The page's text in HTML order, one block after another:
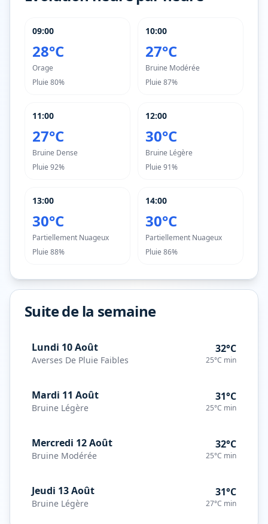
09:00
28°C
Orage
Pluie 80%
10:00
27°C
Bruine Modérée
Pluie 87%
11:00
27°C
Bruine Dense
Pluie 92%
12:00
30°C
Bruine Légère
Pluie 91%
13:00
30°C
Partiellement Nuageux
Pluie 88%
14:00
30°C
Partiellement Nuageux
Pluie 86%
Suite de la semaine
Lundi 10 Août
Averses De Pluie Faibles
32°C
25°C min
Mardi 11 Août
Bruine Légère
31°C
25°C min
Mercredi 12 Août
Bruine Modérée
32°C
25°C min
Jeudi 13 Août
Bruine Légère
31°C
27°C min